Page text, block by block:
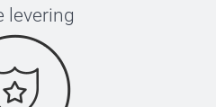
levering